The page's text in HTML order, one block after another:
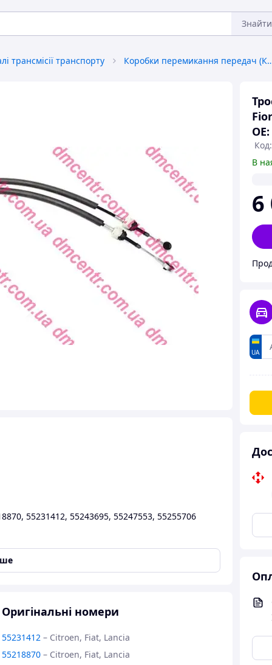
Знайти
трансмісії транспорту Коробки
В
6
UA
55231412, 55243695, 55247553, 55255706
Оригінальні номери
55231412 – Citroen, Fiat, Lancia
55218870 – Citroen, Fiat, Lancia